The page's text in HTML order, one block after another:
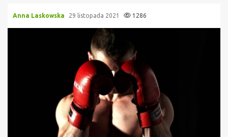
Anna Laskowska 29 listopada 2021 1286